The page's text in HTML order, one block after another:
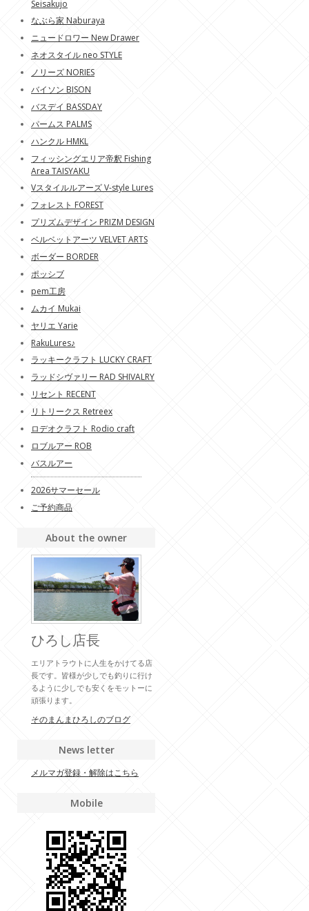
Seisakujo
なぶら家 Naburaya
ニュードロワー New Drawer
ネオスタイル neo STYLE
ノリーズ NORIES
バイソン BISON
バスデイ BASSDAY
パームス PALMS
ハンクル HMKL
フィッシングエリア帝釈 Fishing
Area TAISYAKU
Vスタイルルアーズ V-style Lures
フォレスト FOREST
プリズムデザイン PRIZM DESIGN
ベルベットアーツ VELVET ARTS
ボーダー BORDER
ポッシブ
pem工房
ムカイ Mukai
ヤリエ Yarie
RakuLures♪
ラッキークラフト LUCKY CRAFT
ラッドシヴァリー RAD SHIVALRY
リセント RECENT
リトリークス Retreex
ロデオクラフト Rodio craft
ロブルアー ROB
バスルアー
2026サマーセール
ご予約商品
About the owner
ひろし店長
エリアトラウトに人生をかけてる店
長です。皆様が少しでも釣りに行け
るように少しでも安くをモットーに
頑張ります。
そのまんまひろしのブログ
News letter
メルマガ登録・解除はこちら
Mobile